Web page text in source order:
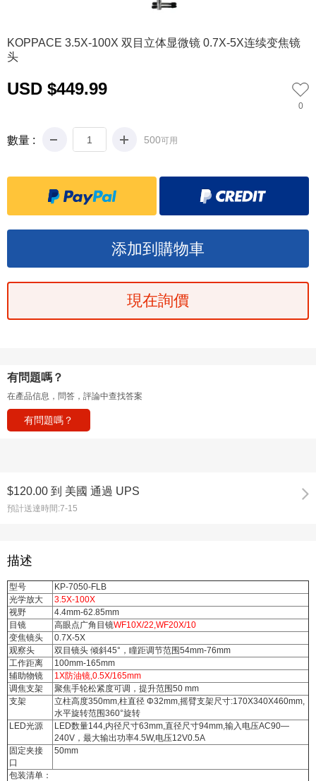
KOPPACE 3.5X-100X 双目立体显微镜 0.7X-5X连续变焦镜
头
USD $449.99
0
數量 : 500可用
現在詢價
有問題嗎？
在產品信息，問答，評論中查找答案
有問題嗎？
$120.00 到 美國 通過 UPS
預計送達時間:7-15
描述
型号
KP-7050-FLB
光学放大
3.5X-100X
视野
4.4mm-62.85mm
目镜
高眼点广角目镜WF10X/22,WF20X/10
变焦镜头
0.7X-5X
观察头
双目镜头 倾斜45°，瞳距调节范围54mm-76mm
工作距离
100mm-165mm
辅助物镜
1X防油镜,0.5X/165mm
调焦支架
聚焦手轮松紧度可调，提升范围50 mm
支架
立柱高度350mm,柱直径 Φ32mm,摇臂支架尺寸:170X340X460mm,
水平旋转范围360°旋转
LED光源
LED数量144,内径尺寸63mm,直径尺寸94mm,输入电压AC90—
240V，最大输出功率4.5W,电压12V0.5A
固定夹接
口
50mm
包装清单：